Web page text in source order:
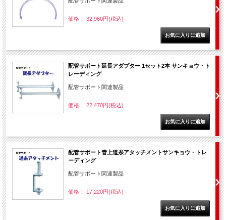
価格： 32,960円(税込)
配管サポート延長アダプター 1セット2本 サンキョウ・ト
レーディング
配管サポート関連製品
価格： 22,470円(税込)
配管サポート管上道糸アタッチメントサンキョウ・トレ
ーディング
配管サポート関連製品
価格： 17,220円(税込)